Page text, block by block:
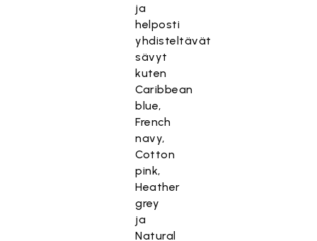
ja
helposti
yhdisteltävät
sävyt
kuten
Caribbean
blue,
French
navy,
Cotton
pink,
Heather
grey
ja
Natural